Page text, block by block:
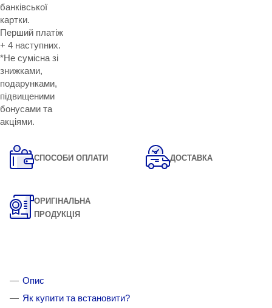
банківської
картки.
Перший платіж
+ 4 наступних.
*Не сумісна зі
знижками,
подарунками,
підвищеними
бонусами та
акціями.
СПОСОБИ ОПЛАТИ ДОСТАВКА
ОРИГІНАЛЬНА
ПРОДУКЦІЯ
Опис
Як купити та встановити?